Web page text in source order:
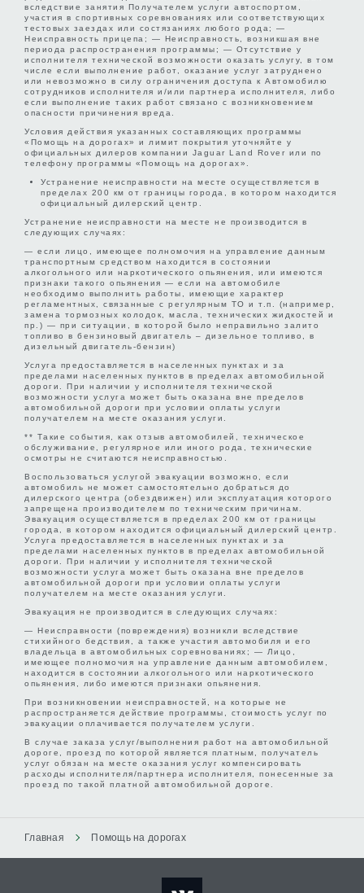
вследствие занятия Получателем услуги автоспортом,
участия в спортивных соревнованиях или соответствующих
тестовых заездах или состязаниях любого рода; —
Неисправность прицепа; — Неисправность, возникшая вне
периода распространения программы; — Отсутствие у
исполнителя технической возможности оказать услугу, в том
числе если выполнение работ, оказание услуг затруднено
или невозможно в силу ограничения доступа к Автомобилю
сотрудников исполнителя и/или партнера исполнителя, либо
если выполнение таких работ связано с возникновением
опасности причинения вреда.
Условия действия указанных составляющих программы
«Помощь на дорогах» и лимит покрытия уточняйте у
официальных дилеров компании Jaguar Land Rover или по
телефону программы «Помощь на дорогах».
Устранение неисправности на месте осуществляется в
пределах 200 км от границы города, в котором находится
официальный дилерский центр.
Устранение неисправности на месте не производится в
следующих случаях:
— если лицо, имеющее полномочия на управление данным
транспортным средством находится в состоянии
алкогольного или наркотического опьянения, или имеются
признаки такого опьянения — если на автомобиле
необходимо выполнить работы, имеющие характер
регламентных, связанные с регулярным ТО и т.п. (например,
замена тормозных колодок, масла, технических жидкостей и
пр.) — при ситуации, в которой было неправильно залито
топливо в бензиновый двигатель – дизельное топливо, в
дизельный двигатель-бензин)
Услуга предоставляется в населенных пунктах и за
пределами населенных пунктов в пределах автомобильной
дороги. При наличии у исполнителя технической
возможности услуга может быть оказана вне пределов
автомобильной дороги при условии оплаты услуги
получателем на месте оказания услуги.
** Такие события, как отзыв автомобилей, техническое
обслуживание, регулярное или иного рода, технические
осмотры не считаются неисправностью.
Воспользоваться услугой эвакуации возможно, если
автомобиль не может самостоятельно добраться до
дилерского центра (обездвижен) или эксплуатация которого
запрещена производителем по техническим причинам.
Эвакуация осуществляется в пределах 200 км от границы
города, в котором находится официальный дилерский центр.
Услуга предоставляется в населенных пунктах и за
пределами населенных пунктов в пределах автомобильной
дороги. При наличии у исполнителя технической
возможности услуга может быть оказана вне пределов
автомобильной дороги при условии оплаты услуги
получателем на месте оказания услуги.
Эвакуация не производится в следующих случаях:
— Неисправности (повреждения) возникли вследствие
стихийного бедствия, а также участия автомобиля и его
владельца в автомобильных соревнованиях; — Лицо,
имеющее полномочия на управление данным автомобилем,
находится в состоянии алкогольного или наркотического
опьянения, либо имеются признаки опьянения.
При возникновении неисправностей, на которые не
распространяется действие программы, стоимость услуг по
эвакуации оплачивается получателем услуги.
В случае заказа услуг/выполнения работ на автомобильной
дороге, проезд по которой является платным, получатель
услуг обязан на месте оказания услуг компенсировать
расходы исполнителя/партнера исполнителя, понесенные за
проезд по такой платной автомобильной дороге.
Главная Помощь на дорогах